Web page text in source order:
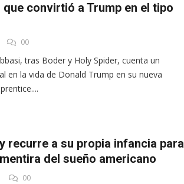
que convirtió a Trump en el tipo
00
tras Boder y Holy Spider, cuenta un
en la vida de Donald Trump en su nueva
recurre a su propia infancia para
del sueño americano
00